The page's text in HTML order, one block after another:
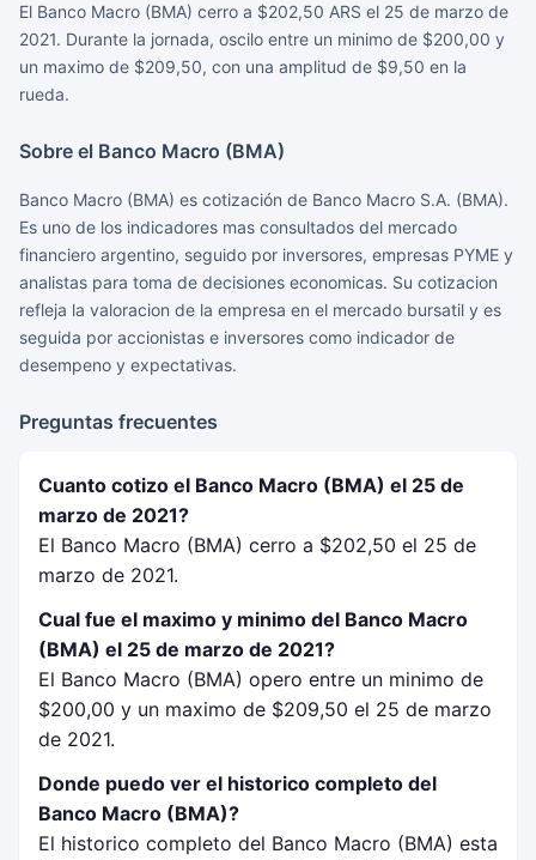
El Banco Macro (BMA) cerro a $202,50 ARS el 25 de marzo de
2021. Durante la jornada, oscilo entre un minimo de $200,00 y
un maximo de $209,50, con una amplitud de $9,50 en la
rueda.
Sobre el Banco Macro (BMA)
Banco Macro (BMA) es cotización de Banco Macro S.A. (BMA).
Es uno de los indicadores mas consultados del mercado
financiero argentino, seguido por inversores, empresas PYME y
analistas para toma de decisiones economicas. Su cotizacion
refleja la valoracion de la empresa en el mercado bursatil y es
seguida por accionistas e inversores como indicador de
desempeno y expectativas.
Preguntas frecuentes
Cuanto cotizo el Banco Macro (BMA) el 25 de
marzo de 2021?
El Banco Macro (BMA) cerro a $202,50 el 25 de
marzo de 2021.
Cual fue el maximo y minimo del Banco Macro
(BMA) el 25 de marzo de 2021?
El Banco Macro (BMA) opero entre un minimo de
$200,00 y un maximo de $209,50 el 25 de marzo
de 2021.
Donde puedo ver el historico completo del
Banco Macro (BMA)?
El historico completo del Banco Macro (BMA) esta